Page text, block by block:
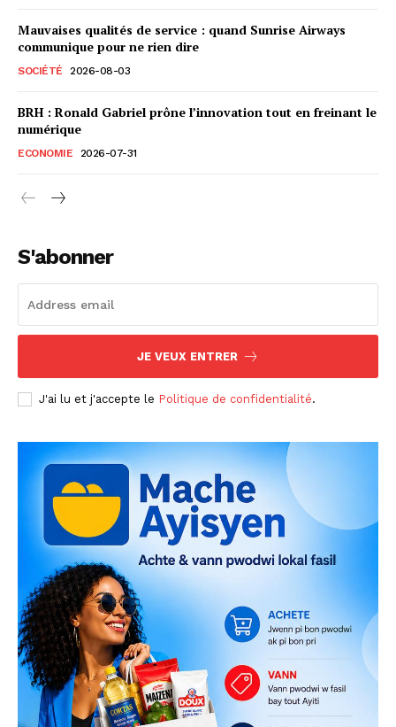
Mauvaises qualités de service : quand Sunrise Airways
communique pour ne rien dire
SOCIÉTÉ 2026-08-03
BRH : Ronald Gabriel prône l’innovation tout en freinant le
numérique
ECONOMIE 2026-07-31
S'abonner
JE VEUX ENTRER
J'ai lu et j'accepte le Politique de confidentialité.